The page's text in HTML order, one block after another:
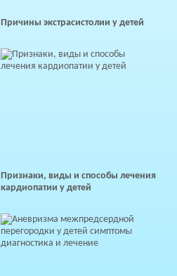
Причины экстрасистолии у детей
Признаки, виды и способы лечения
кардиопатии у детей